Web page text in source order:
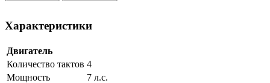
Характеристики
Двигатель
Количество тактов 4
Мощность
7 л.c.